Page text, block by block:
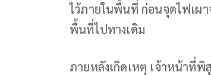
ไว้ภายในพื้นที่ ก่อนจุดไฟเผ
พื้นที่ไปทางเดิม
ภายหลังเกิดเหตุ เจ้าหน้าที่